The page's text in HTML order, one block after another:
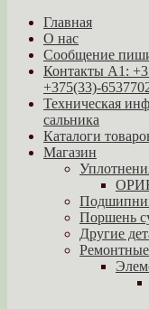
Главная
О нас
Сообщение
Контакты A1:
+375(33)-
Техническая
сальника
Каталоги
Магазин
Поршень
Другие